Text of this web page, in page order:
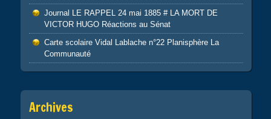
Journal LE RAPPEL 24 mai 1885 # LA MORT DE
VICTOR HUGO Réactions au Sénat
Carte scolaire Vidal Lablache n°22 Planisphère La
Communauté
Archives